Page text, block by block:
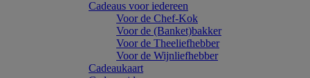
Cadeaus voor iedereen
Voor de Chef-Kok
Voor de (Banket)bakker
Voor de Theeliefhebber
Voor de Wijnliefhebber
Cadeaukaart